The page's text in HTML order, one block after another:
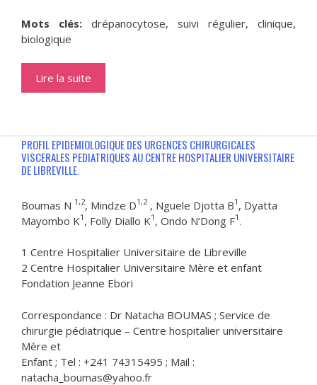
Mots clés: drépanocytose, suivi régulier, clinique,
biologique
Lire la suite
PROFIL EPIDEMIOLOGIQUE DES URGENCES CHIRURGICALES
VISCERALES PEDIATRIQUES AU CENTRE HOSPITALIER UNIVERSITAIRE
DE LIBREVILLE.
Boumas N 1,2, Mindze D1,2, Nguele Djotta B1 , Dyatta
Mayombo K1 , Folly Diallo K1 , Ondo N’Dong F1 .
1 Centre Hospitalier Universitaire de Libreville
2 Centre Hospitalier Universitaire Mère et enfant
Fondation Jeanne Ebori
Correspondance : Dr Natacha BOUMAS ; Service de
chirurgie pédiatrique – Centre hospitalier universitaire
Mère et
Enfant ; Tel : +241 74315495 ; Mail :
natacha_boumas@yahoo.fr